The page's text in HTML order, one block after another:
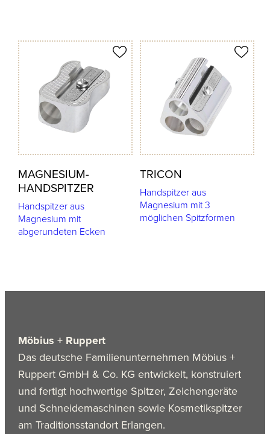
MAGNESIUM-
HANDSPITZER
Handspitzer aus
Magnesium mit
abgerundeten Ecken
merken
TRICON
Handspitzer aus
Magnesium mit 3
möglichen Spitzformen
Produkt merken
Möbius + Ruppert
Das deutsche Familienunternehmen Möbius +
Ruppert GmbH & Co. KG entwickelt, konstruiert
und fertigt hochwertige Spitzer, Zeichengeräte
und Schneidemaschinen sowie Kosmetikspitzer
am Traditionsstandort Erlangen.